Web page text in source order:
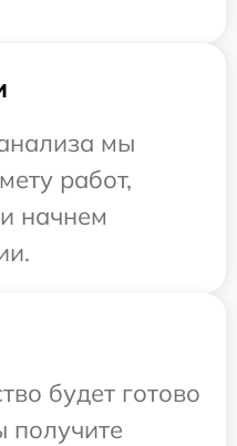
мы
работ,
начнем
будет готово
получите